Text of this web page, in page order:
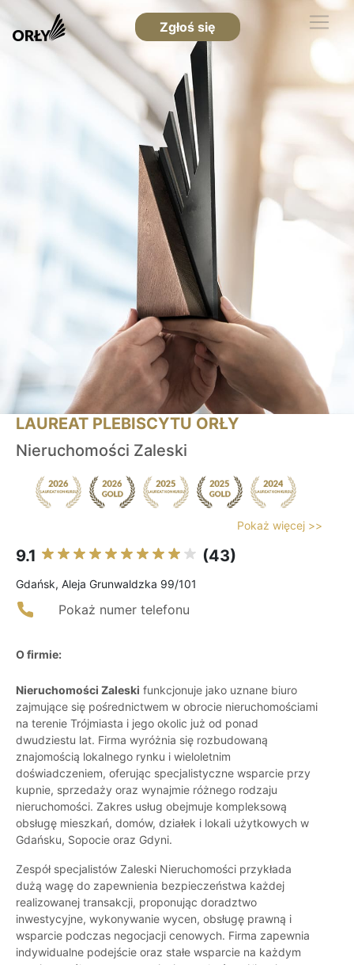
Zgłoś się
LAUREAT PLEBISCYTU ORŁY
Nieruchomości Zaleski
Pokaż więcej >>
9.1 (43)
Gdańsk, Aleja Grunwaldzka 99/101
Pokaż numer telefonu
O firmie:
Nieruchomości Zaleski funkcjonuje jako uznane biuro
zajmujące się pośrednictwem w obrocie nieruchomościami
na terenie Trójmiasta i jego okolic już od ponad
dwudziestu lat. Firma wyróżnia się rozbudowaną
znajomością lokalnego rynku i wieloletnim
doświadczeniem, oferując specjalistyczne wsparcie przy
kupnie, sprzedaży oraz wynajmie różnego rodzaju
nieruchomości. Zakres usług obejmuje kompleksową
obsługę mieszkań, domów, działek i lokali użytkowych w
Gdańsku, Sopocie oraz Gdyni.
Zespół specjalistów Zaleski Nieruchomości przykłada
dużą wagę do zapewnienia bezpieczeństwa każdej
realizowanej transakcji, proponując doradztwo
inwestycyjne, wykonywanie wycen, obsługę prawną i
wsparcie podczas negocjacji cenowych. Firma zapewnia
indywidualne podejście oraz stałe wsparcie na każdym